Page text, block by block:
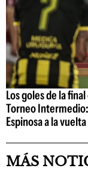
Los goles de la
Torneo
Espinosa a la
MÁS